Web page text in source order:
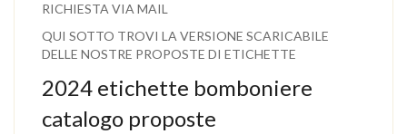
RICHIESTA VIA MAIL
QUI SOTTO TROVI LA VERSIONE SCARICABILE
DELLE NOSTRE PROPOSTE DI ETICHETTE
2024 etichette bomboniere
catalogo proposte